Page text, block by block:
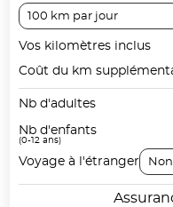
Vos kilomètres inclus
Coût du km
Nb d'adultes
Nb d'enfants
(0-12 ans)
Voyage à l'étranger